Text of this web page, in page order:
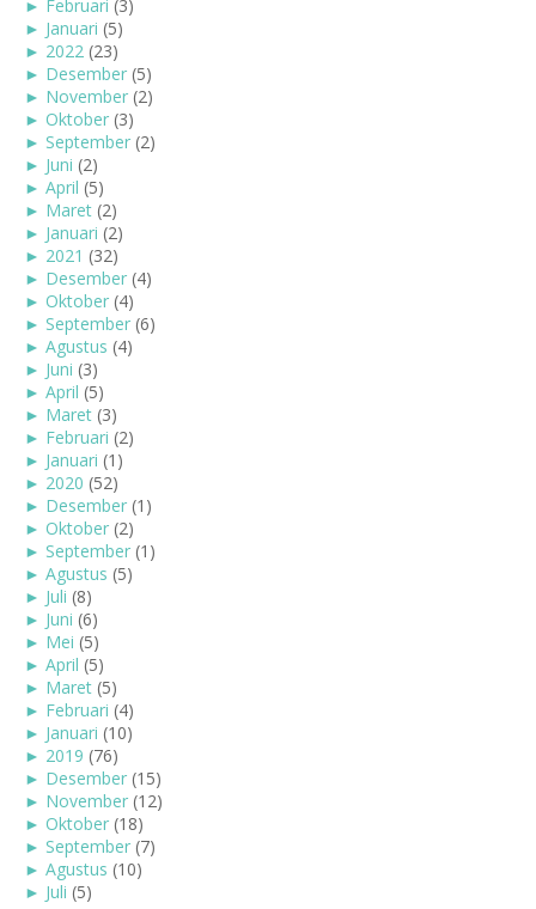
► Februari (3)
► Januari (5)
► 2022 (23)
► Desember (5)
► November (2)
► Oktober (3)
► September (2)
► Juni (2)
► April (5)
► Maret (2)
► Januari (2)
► 2021 (32)
► Desember (4)
► Oktober (4)
► September (6)
► Agustus (4)
► Juni (3)
► April (5)
► Maret (3)
► Februari (2)
► Januari (1)
► 2020 (52)
► Desember (1)
► Oktober (2)
► September (1)
► Agustus (5)
► Juli (8)
► Juni (6)
► Mei (5)
► April (5)
► Maret (5)
► Februari (4)
► Januari (10)
► 2019 (76)
► Desember (15)
► November (12)
► Oktober (18)
► September (7)
► Agustus (10)
► Juli (5)